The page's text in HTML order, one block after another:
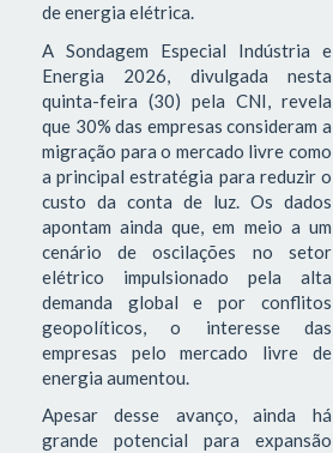
de energia elétrica.
A Sondagem Especial Indústria e
Energia 2026, divulgada nesta
quinta-feira (30) pela CNI, revela
que 30% das empresas consideram a
migração para o mercado livre como
a principal estratégia para reduzir o
custo da conta de luz. Os dados
apontam ainda que, em meio a um
cenário de oscilações no setor
elétrico impulsionado pela alta
demanda global e por conflitos
geopolíticos, o interesse das
empresas pelo mercado livre de
energia aumentou.
Apesar desse avanço, ainda há
grande potencial para expansão